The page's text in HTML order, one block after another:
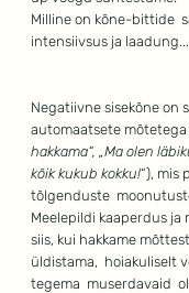
Milline on kõne-bittide
intensiivsus ja laadung...
Negatiivne sisekõne on
automaatsete mõtetega
hakkama“, „Ma olen
kõik kukub kokku!“), mis
tõlgenduste
Meelepildi kaaperdus ja
siis, kui hakkame
üldistama,  hoiakuliselt
tegema  muserdavaid